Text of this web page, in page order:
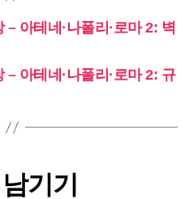
아테네·나폴리·로마 2: 벽
아테네·나폴리·로마 2: 규
기기